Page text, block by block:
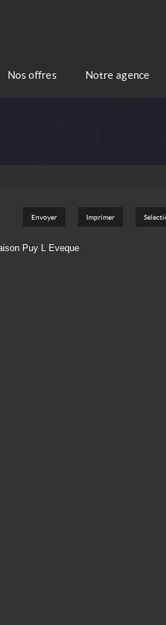
Nos offres Notre agence
Envoyer Imprimer